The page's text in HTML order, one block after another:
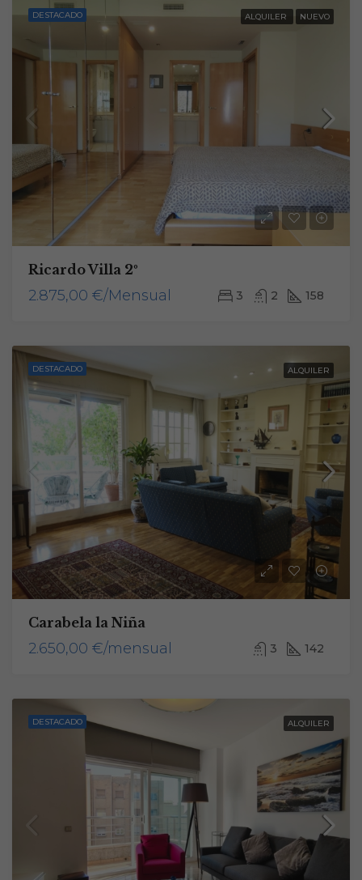
DESTACADO ALQUILER NUEVO
Ricardo Villa 2º
2.875,00 €/Mensual 3 2 158
DESTACADO ALQUILER
Carabela la Niña
2.650,00 €/mensual 3 142
DESTACADO ALQUILER